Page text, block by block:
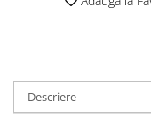
Descriere